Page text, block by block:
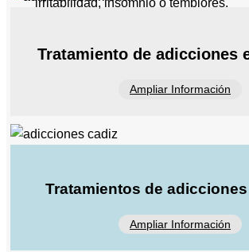
irritabilidad, insomnio o temblores.
Tratamiento de adicciones
Ampliar Información
Tratamientos de
Ampliar Información